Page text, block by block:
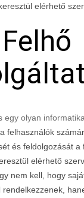
elérhető
Felhő
egy olyan
felhasználók
és feldolgozását a
elérhető
nem kell, hogy